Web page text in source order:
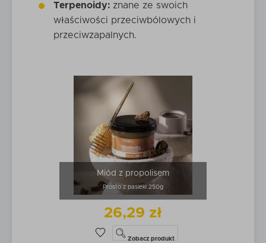
Terpenoidy: znane ze swoich
właściwości przeciwbólowych i
przeciwzapalnych.
Miód z propolisem
Prosto z pasieki 250g
26,29 zł
Zobacz produkt